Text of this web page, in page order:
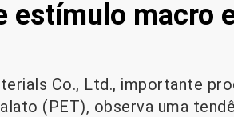
estímulo macro
Co., Ltd., importante
(PET), observa uma